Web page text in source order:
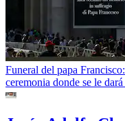
Funeral del papa
ceremonia donde se le